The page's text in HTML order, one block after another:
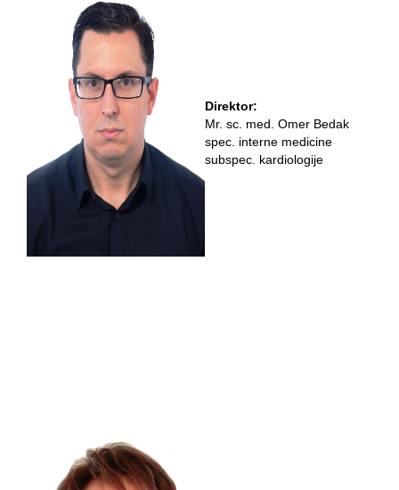
Direktor:
Mr. sc. med. Omer Bedak
spec. interne medicine
subspec. kardiologije